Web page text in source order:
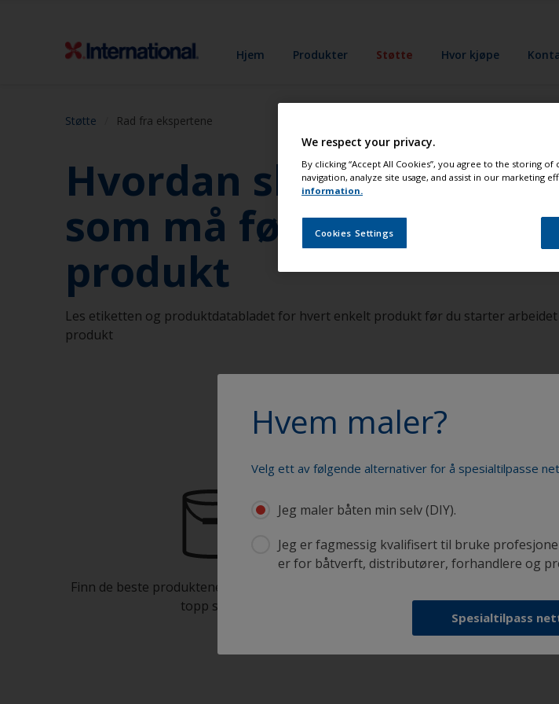
Hjem Produkter Støtte Hvor kjøpe
Støtte Rad fra ekspertene
Hvordan skal jeg vite
som må følges ved
produkt
Les etiketten og produktdatabladet for hvert enkelt produkt før du starter
produkt
Hvem maler?
Velg ett av følgende alternativer for å spesialtilpasse
Jeg maler båten min selv (DIY).
Jeg er fagmessig kvalifisert til bruke
er for båtverft, distributører, forhandlere og
Spesialtilpass
Mal båten din
Finn de beste produktene for å holde båten din i
topp stand
å male selv
We respect your privacy.
By clicking “Accept All Cookies”, you agree to the storing
navigation, analyze site usage, and assist in our marketing
information.
Cookies Settings